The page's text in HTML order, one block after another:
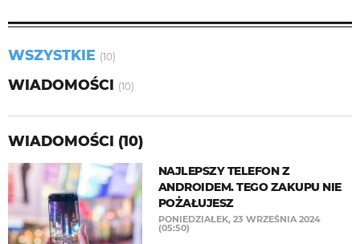
WSZYSTKIE (10)
WIADOMOŚCI (10)
WIADOMOŚCI (10)
NAJLEPSZY TELEFON Z
ANDROIDEM. TEGO ZAKUPU NIE
POŻAŁUJESZ
PONIEDZIAŁEK, 23 WRZEŚNIA 2024
(05:50)